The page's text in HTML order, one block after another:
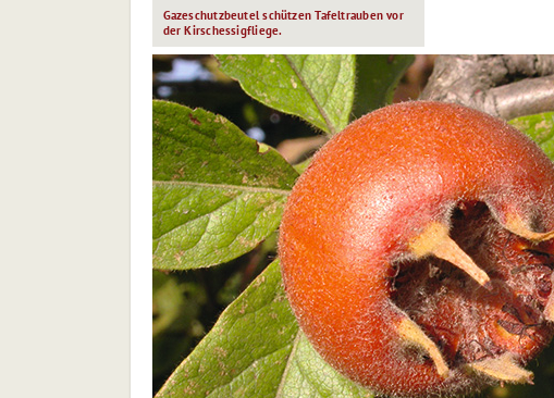
Gazeschutzbeutel schützen Tafel­trauben vor
der Kirschessigfliege.